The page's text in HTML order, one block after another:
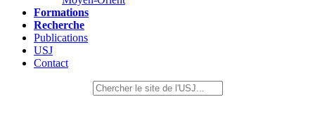
Formations
Recherche
Publications
USJ
Contact